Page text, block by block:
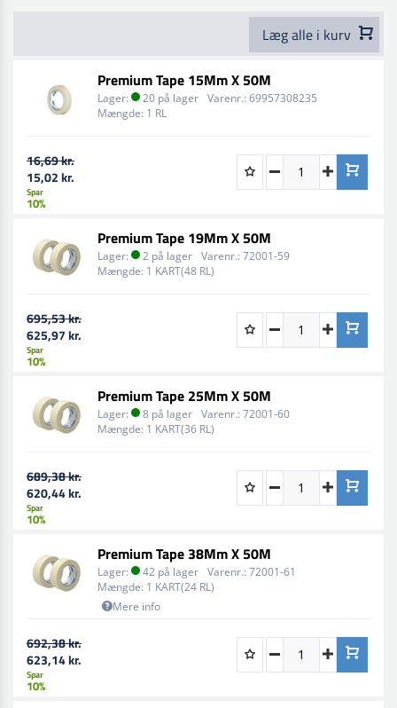
op til 100°C i 30 minutter. Norton Premium tape er
designet til at eliminere gennemblødning eller
udsivning og efterlade ingen rester, når den fjernes.
Kompatibel med de fleste almindelige malinger og
lakker, der bruges i auto og karrosseriværkstedet.
tilpasser sig konturer eller uregelmæssige former og
overflader.
professionel løsning, der leverer de resultater, du har
brug for, til en lav pris.
Læg alle i kurv
Premium Tape 15Mm X 50M
Lager: 20 på lager Varenr.: 69957308235
Mængde: 1 RL
16,69 kr.
15,02 kr.
Spar
10%
Premium Tape 19Mm X 50M
Lager: 2 på lager Varenr.: 72001-59
Mængde: 1 KART(48 RL)
695,53 kr.
625,97 kr.
Spar
10%
Premium Tape 25Mm X 50M
Lager: 8 på lager Varenr.: 72001-60
Mængde: 1 KART(36 RL)
689,38 kr.
620,44 kr.
Spar
10%
Premium Tape 38Mm X 50M
Lager: 42 på lager Varenr.: 72001-61
Mængde: 1 KART(24 RL)
Mere info
692,38 kr.
623,14 kr.
Spar
10%